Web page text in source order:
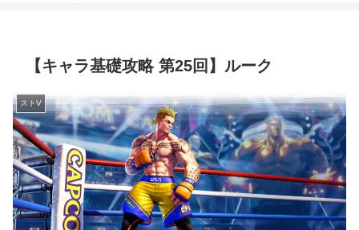
【キャラ基礎攻略 第25回】ルーク
ストV